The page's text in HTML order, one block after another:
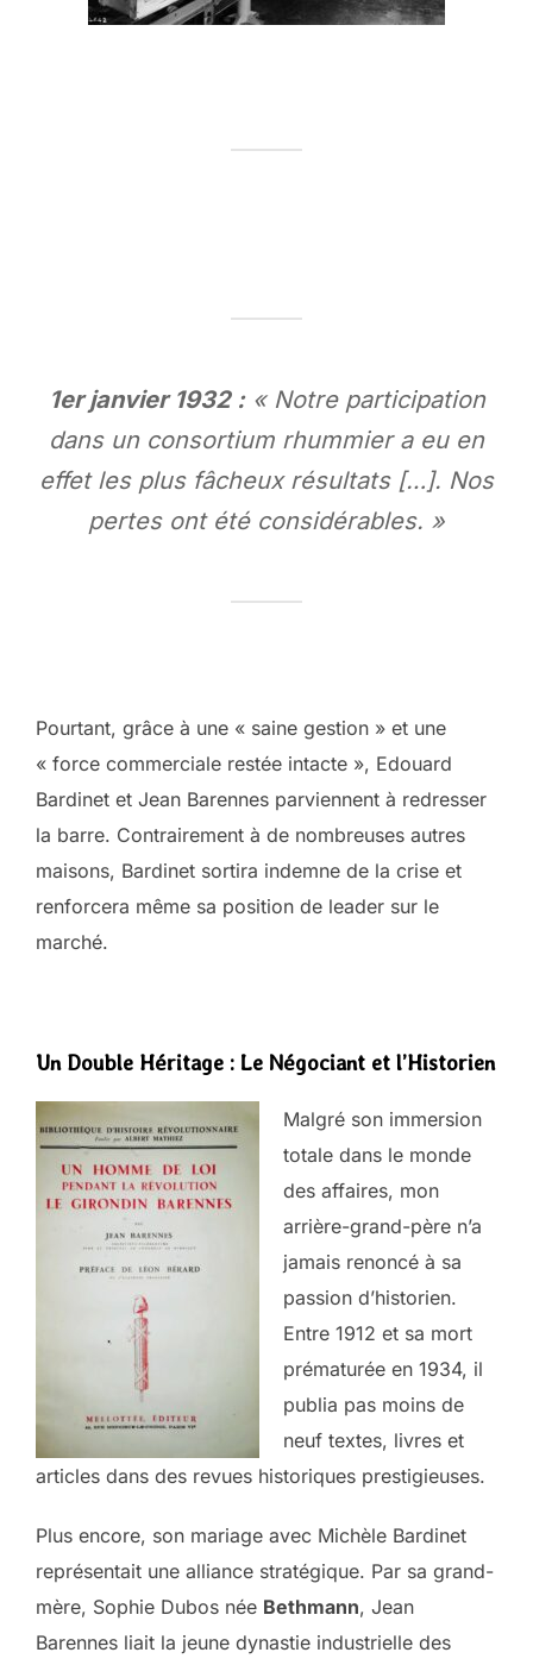
1er janvier 1932 : « Notre participation
dans un consortium rhummier a eu en
effet les plus fâcheux résultats […]. Nos
pertes ont été considérables. »
Pourtant, grâce à une « saine gestion » et une
« force commerciale restée intacte », Edouard
Bardinet et Jean Barennes parviennent à redresser
la barre. Contrairement à de nombreuses autres
maisons, Bardinet sortira indemne de la crise et
renforcera même sa position de leader sur le
marché.
Un Double Héritage : Le Négociant et l’Historien
Malgré son immersion
totale dans le monde
des affaires, mon
arrière-grand-père n’a
jamais renoncé à sa
passion d’historien.
Entre 1912 et sa mort
prématurée en 1934, il
publia pas moins de
neuf textes, livres et
articles dans des revues historiques prestigieuses.
Plus encore, son mariage avec Michèle Bardinet
représentait une alliance stratégique. Par sa grand-
mère, Sophie Dubos née Bethmann, Jean
Barennes liait la jeune dynastie industrielle des